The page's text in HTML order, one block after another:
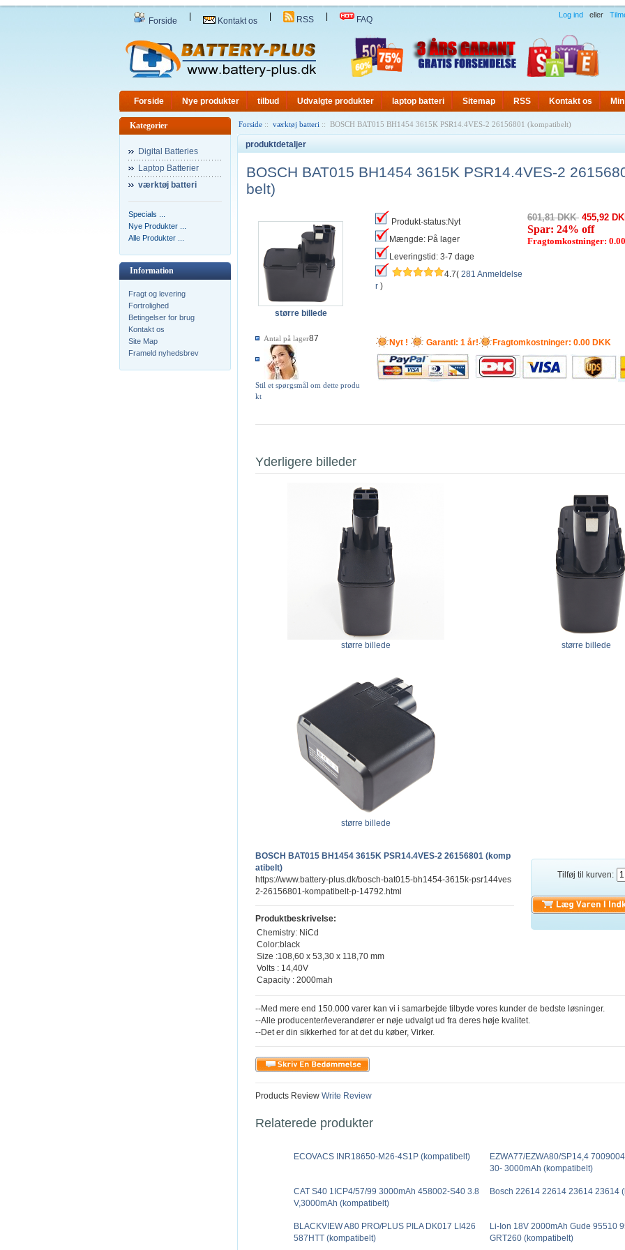
Forside Kontakt os RSS FAQ Log ind eller
Forside Nye produkter tilbud Udvalgte produkter laptop batteri Sitemap RSS Kontakt os
Kategorier
Digital Batteries
Laptop Batterier
værktøj batteri
Specials ...
Nye Produkter ...
Alle Produkter ...
Information
Fragt og levering
Fortrolighed
Betingelser for brug
Kontakt os
Site Map
Frameld nyhedsbrev
Forside :: værktøj batteri :: BOSCH BAT015 BH1454 3615K PSR14.4VES-2 26156801 (kompatibelt)
produktdetaljer
BOSCH BAT015 BH1454 3615K PSR14.4VES-2
belt)
større billede
Antal på lager87
Stil et spørgsmål om dette produ
kt
Produkt-status:Nyt
Mængde: På lager
Leveringstid: 3-7 dage
4.7( 281 Anmeldelse
r )
601,81 DKK 455,92
Spar: 24% off
Fragtomkostninger:
Nyt ! Garanti: 1 år! Fragtomkostninger: 0.00 DKK
Yderligere billeder
større billede større billede
større billede
Tilføj til kurven:
BOSCH BAT015 BH1454 3615K PSR14.4VES-2 26156801 (komp
atibelt)
https://www.battery-plus.dk/bosch-bat015-bh1454-3615k-psr144ves
2-26156801-kompatibelt-p-14792.html
Produktbeskrivelse:
Chemistry: NiCd
Color:black
Size :108,60 x 53,30 x 118,70 mm
Volts : 14,40V
Capacity : 2000mah
--Med mere end 150.000 varer kan vi i samarbejde tilbyde vores kunder de bedste løsninger.
--Alle producenter/leverandører er nøje udvalgt ud fra deres høje kvalitet.
--Det er din sikkerhed for at det du køber, Virker.
Products Review Write Review
Relaterede produkter
ECOVACS INR18650-M26-4S1P (kompatibelt)
EZWA77/EZWA80/SP14,4
30- 3000mAh (kompatibelt)
CAT S40 1ICP4/57/99 3000mAh 458002-S40 3.8
V,3000mAh (kompatibelt)
Bosch 22614 22614 23614 23614
BLACKVIEW A80 PRO/PLUS PILA DK017 LI426
587HTT (kompatibelt)
Li-Ion 18V 2000mAh Gude 95510
GRT260 (kompatibelt)